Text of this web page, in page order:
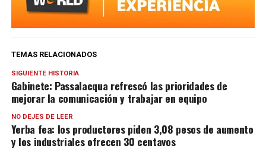
TEMAS RELACIONADOS
SIGUIENTE HISTORIA
Gabinete: Passalacqua refrescó las prioridades de
mejorar la comunicación y trabajar en equipo
NO DEJES DE LEER
Yerba fea: los productores piden 3,08 pesos de aumento
y los industriales ofrecen 30 centavos